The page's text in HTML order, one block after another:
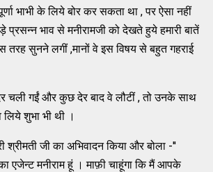
भाभी के लिये बोर कर सकता था , पर ऐसा नहीं
प्रसन्न भाव से मनीरामजी को देखते हुये हमारी बातें
सुनने लगीं ,मानों वे इस विषय से बहुत गहराई
चली गईं और कुछ देर बाद वे लौटीं , तो उनके साथ
शुभा भी थी ।
श्रीमती जी का अभिवादन किया और बोला -''
एजेन्ट मनीराम हूं । माफ़ी चाहूंगा कि मैं आपके